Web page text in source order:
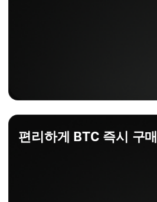
편리하게 BTC 즉시 구매